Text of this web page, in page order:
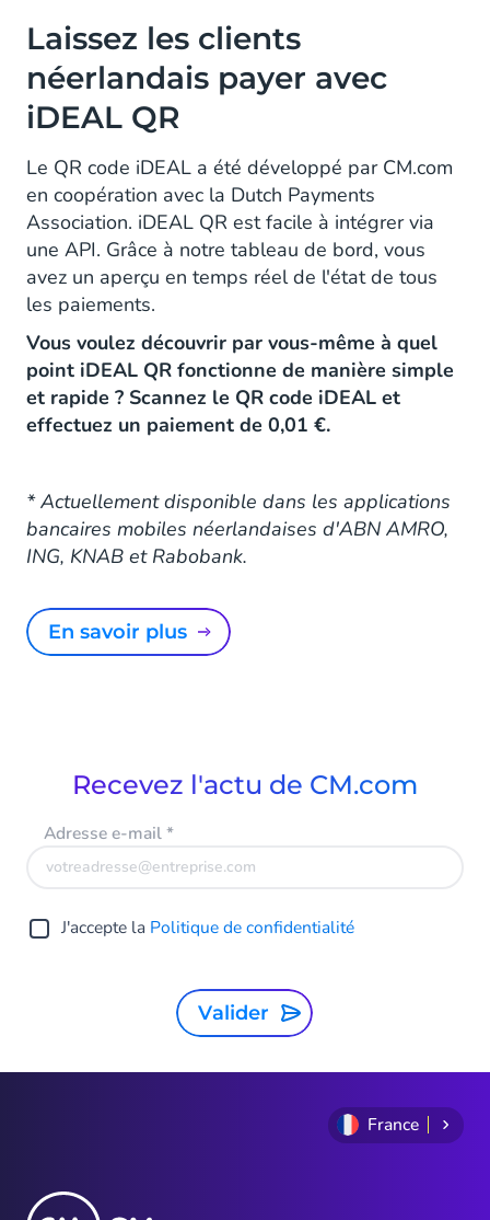
Laissez les clients
néerlandais payer avec
iDEAL QR
Le QR code iDEAL a été développé par CM.com
en coopération avec la Dutch Payments
Association. iDEAL QR est facile à intégrer via
une API. Grâce à notre tableau de bord, vous
avez un aperçu en temps réel de l'état de tous
les paiements.
Vous voulez découvrir par vous-même à quel
point iDEAL QR fonctionne de manière simple
et rapide ? Scannez le QR code iDEAL et
effectuez un paiement de 0,01 €.
* Actuellement disponible dans les applications
bancaires mobiles néerlandaises d'ABN AMRO,
ING, KNAB et Rabobank.
En savoir plus
Recevez l'actu de CM.com
Adresse e-mail*
J'accepte la Politique de confidentialité
Valider
France